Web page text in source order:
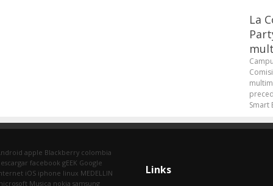
La
Smart
apple Blackberry colombia
facebook gEEK Google
iOS iphone linux MEDELLIN
Musica nokia samsung
Links